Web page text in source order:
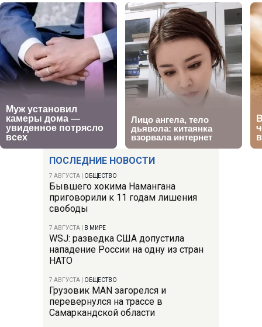
ПОСЛЕДНИЕ НОВОСТИ
7 АВГУСТА ОБЩЕСТВО
Бывшего хокима Намангана
приговорили к 11 годам лишения
свободы
7 АВГУСТА В МИРЕ
WSJ: разведка США допустила
нападение России на одну из стран
НАТО
7 АВГУСТА ОБЩЕСТВО
Грузовик MAN загорелся и
перевернулся на трассе в
Самаркандской области